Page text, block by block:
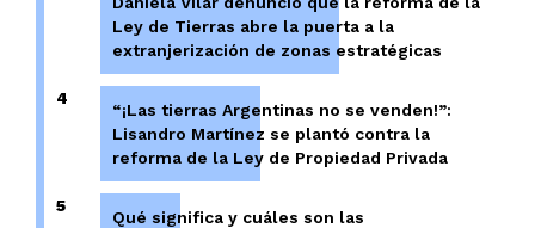
Ley de Tierras abre la puerta a la
extranjerización de zonas estratégicas
4
“¡Las tierras Argentinas no se venden!”:
Lisandro Martínez se plantó contra la
reforma de la Ley de Propiedad Privada
5
Qué significa y cuáles son las